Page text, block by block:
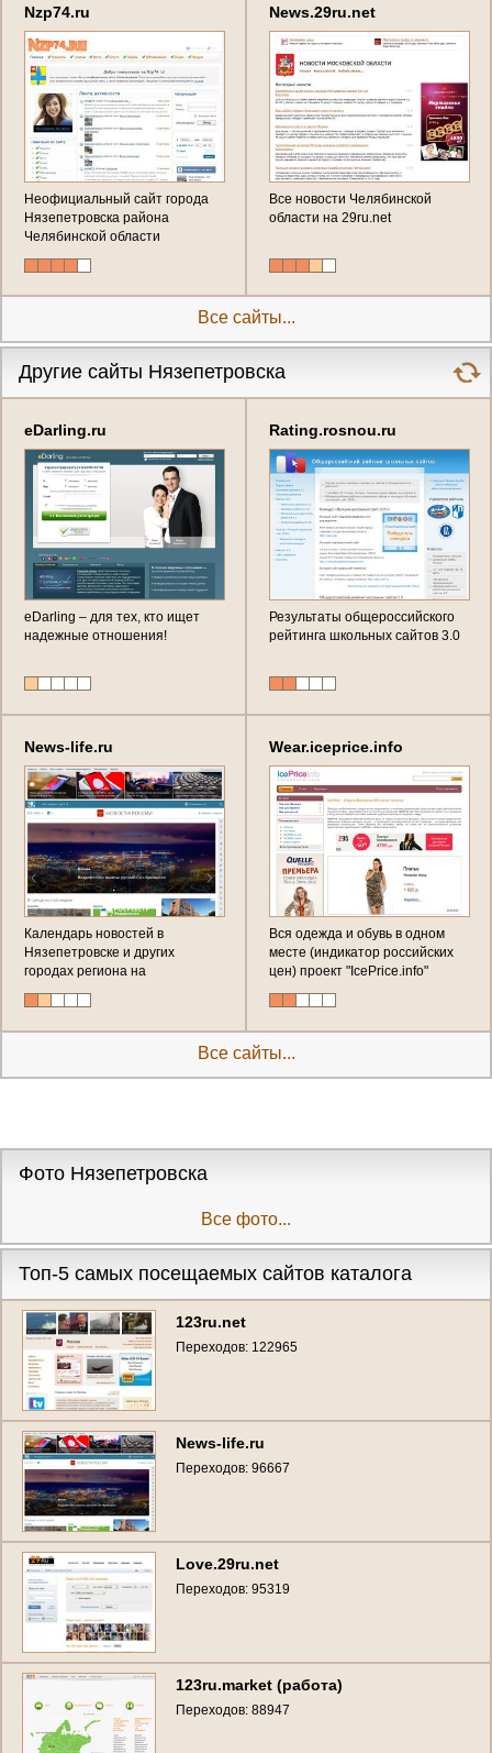
Nzp74.ru
Неофициальный сайт города
Нязепетровска района
Челябинской области
News.29ru.net
Все новости Челябинской
области на 29ru.net
Все сайты...
Другие сайты Нязепетровска
eDarling.ru
eDarling – для тех, кто ищет
надежные отношения!
Rating.rosnou.ru
Результаты общероссийского
рейтинга школьных сайтов 3.0
News-life.ru
Календарь новостей в
Нязепетровске и других
городах региона на
оперативном информационно-
новостном портале NEWs-
LIFE.ru (все региональные
происшествия в одном месте)
Wear.iceprice.info
Вся одежда и обувь в одном
месте (индикатор российских
цен) проект "IcePrice.info"
(сервис выгодных интернет-
покупок) скидки, акции, бонусы
Все сайты...
Фото Нязепетровска
Все фото...
Топ-5 самых посещаемых сайтов каталога
123ru.net
Переходов: 122965
News-life.ru
Переходов: 96667
Love.29ru.net
Переходов: 95319
123ru.market (работа)
Переходов: 88947